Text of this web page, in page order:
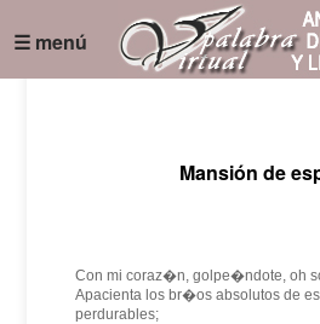
☰ menú
Mansión de
Con mi coraz�n, golpe�ndote, oh
Apacienta los br�os absolutos de
perdurables;